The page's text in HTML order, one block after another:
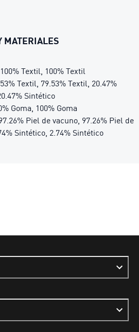
MATERIALES
Textil, 100% Textil
Textil, 79.53% Textil, 20.47%
Sintético
Goma, 100% Goma
Piel de vacuno, 97.26% Piel de
Sintético, 2.74% Sintético